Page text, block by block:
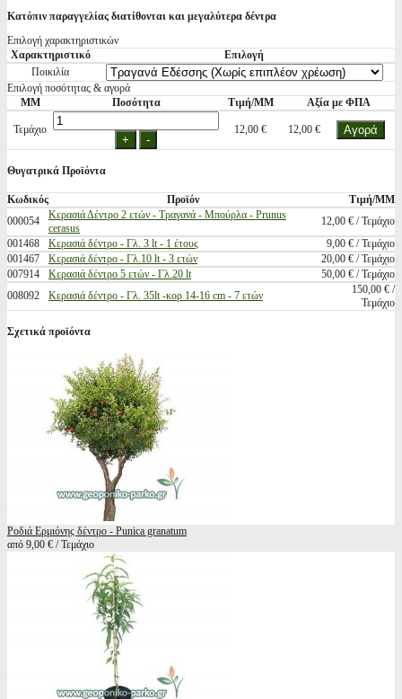
Κατόπιν παραγγελίας διατίθονται και μεγαλύτερα δέντρα
Επιλογή χαρακτηριστικών
Χαρακτηριστικό
Επιλογή
Ποικιλία
Επιλογή ποσότητας & αγορά
ΜΜ
Ποσότητα Τιμή/ΜΜ Αξία με ΦΠΑ
Τεμάχιο 12,00 € 12,00 €
Θυγατρικά Προϊόντα
Κωδικός Προϊόν
Τιμή/ΜΜ
000054
Κερασιά Δέντρο 2 ετών - Τραγανά - Μπούρλα - Prunus
cerasus
12,00 € / Τεμάχιο
001468
Κερασιά δέντρο - Γλ. 3 lt - 1 έτους
9,00 € / Τεμάχιο
001467
Κερασιά δέντρο - Γλ.10 lt - 3 ετών
20,00 € / Τεμάχιο
007914
Κερασιά δέντρο 5 ετών - Γλ.20 lt
50,00 € / Τεμάχιο
008092
Κερασιά δέντρο - Γλ. 35lt -κορ 14-16 cm - 7 ετών
150,00 € /
Τεμάχιο
Σχετικά προϊόντα
Ροδιά Ερμιόνης δέντρο - Punica granatum
από 9,00 € / Τεμάχιο